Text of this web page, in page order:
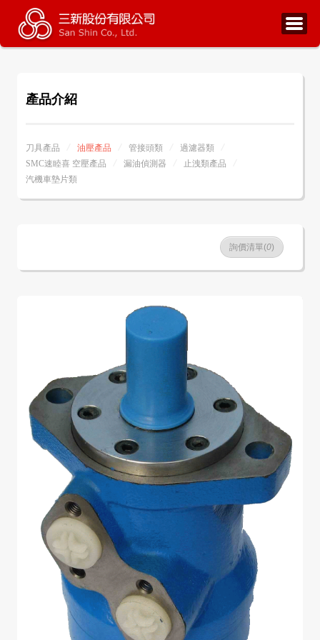
產品介紹
刀具產品 油壓產品 管接頭類
過濾器類
SMC速睦喜 空壓產品
漏油偵測器
止洩類產品
汽機車墊片類
詢價清單(0)